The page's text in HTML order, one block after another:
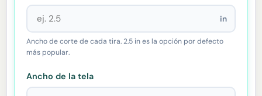
in
Ancho de corte de cada tira. 2.5 in es la opción por defecto
más popular.
Ancho de la tela